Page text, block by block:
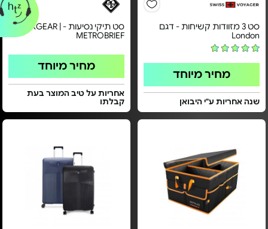
סט 3 מזוודות קשיחות - דגם
London
מחיר מיוחד
שנה אחריות ע"י היבואן
סט תיקי נסיעות - TREKGEAR |
METROBRIEF
מחיר מיוחד
אחריות על טיב המוצר בעת
קבלתו